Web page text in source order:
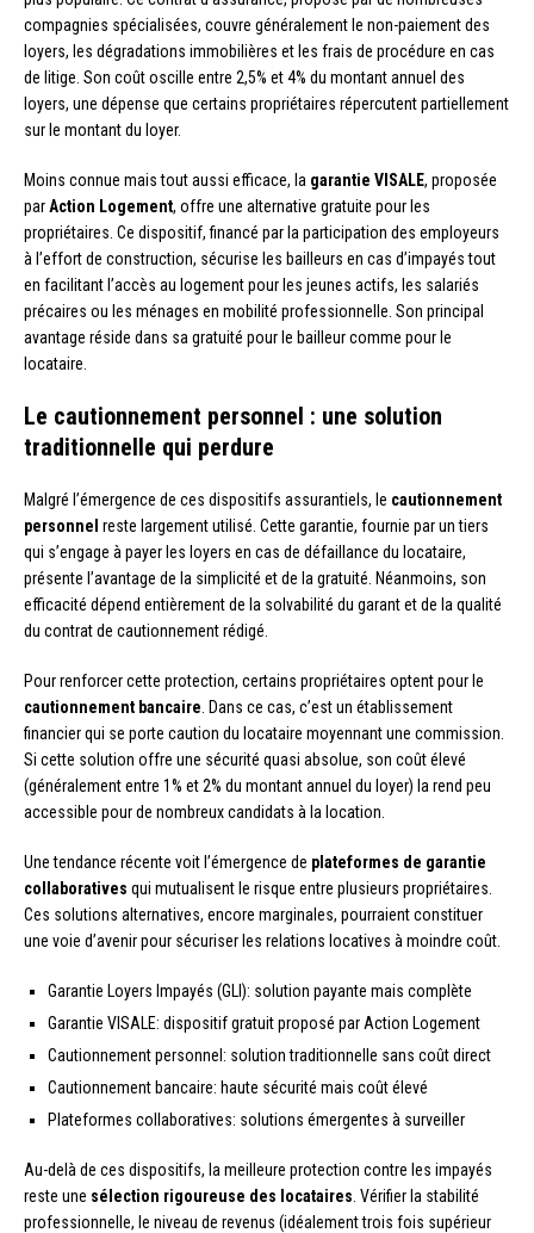
compagnies spécialisées, couvre généralement le non-paiement des
loyers, les dégradations immobilières et les frais de procédure en cas
de litige. Son coût oscille entre 2,5% et 4% du montant annuel des
loyers, une dépense que certains propriétaires répercutent partiellement
sur le montant du loyer.
Moins connue mais tout aussi efficace, la garantie VISALE, proposée
parAction Logement, offre une alternative gratuite pour les
propriétaires. Ce dispositif, financé par la participation des employeurs
à l’effort de construction, sécurise les bailleurs en cas d’impayés tout
en facilitant l’accès au logement pour les jeunes actifs, les salariés
précaires ou les ménages en mobilité professionnelle. Son principal
avantage réside dans sa gratuité pour le bailleur comme pour le
locataire.
Le cautionnement personnel : une solution
traditionnelle qui perdure
Malgré l’émergence de ces dispositifs assurantiels, le cautionnement
personnel reste largement utilisé. Cette garantie, fournie par un tiers
qui s’engage à payer les loyers en cas de défaillance du locataire,
présente l’avantage de la simplicité et de la gratuité. Néanmoins, son
efficacité dépend entièrement de la solvabilité du garant et de la qualité
du contrat de cautionnement rédigé.
Pour renforcer cette protection, certains propriétaires optent pour le
cautionnement bancaire . Dans ce cas, c’est un établissement
financier qui se porte caution du locataire moyennant une commission.
Si cette solution offre une sécurité quasi absolue, son coût élevé
(généralement entre 1% et 2% du montant annuel du loyer) la rend peu
accessible pour de nombreux candidats à la location.
Une tendance récente voit l’émergence de plateformes de garantie
collaboratives qui mutualisent le risque entre plusieurs propriétaires.
Ces solutions alternatives, encore marginales, pourraient constituer
une voie d’avenir pour sécuriser les relations locatives à moindre coût.
Garantie Loyers Impayés (GLI): solution payante mais complète
Garantie VISALE: dispositif gratuit proposé par Action Logement
Cautionnement personnel: solution traditionnelle sans coût direct
Cautionnement bancaire: haute sécurité mais coût élevé
Plateformes collaboratives: solutions émergentes à surveiller
Au-delà de ces dispositifs, la meilleure protection contre les impayés
reste une sélection rigoureuse des locataires . Vérifier la stabilité
professionnelle, le niveau de revenus (idéalement trois fois supérieur